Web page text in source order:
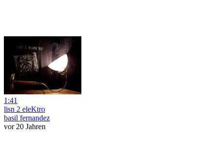
1:41
lisn 2 eleKtro
basil fernandez
vor 20 Jahren